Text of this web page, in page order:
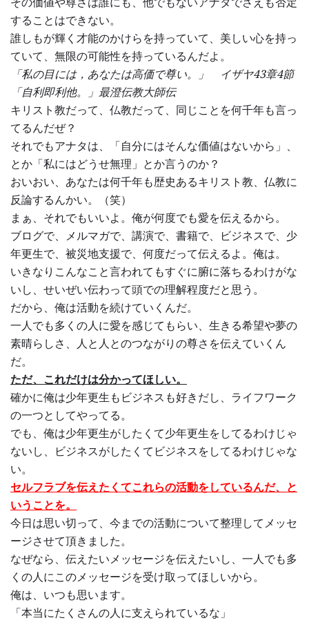
することはできない。
誰しもが輝く才能のかけらを持っていて、美しい心を持っ
ていて、無限の可能性を持っているんだよ。
「私の目には，あなたは高価で尊い。」 イザヤ43章4節
「自利即利他。」最澄伝教大師伝
キリスト教だって、仏教だって、同じことを何千年も言っ
てるんだぜ？
それでもアナタは、「自分にはそんな価値はないから」、
とか「私にはどうせ無理」とか言うのか？
おいおい、あなたは何千年も歴史あるキリスト教、仏教に
反論するんかい。（笑）
まぁ、それでもいいよ。俺が何度でも愛を伝えるから。
ブログで、メルマガで、講演で、書籍で、ビジネスで、少
年更生で、被災地支援で、何度だって伝えるよ。俺は。
いきなりこんなこと言われてもすぐに腑に落ちるわけがな
いし、せいぜい伝わって頭での理解程度だと思う。
だから、俺は活動を続けていくんだ。
一人でも多くの人に愛を感じてもらい、生きる希望や夢の
素晴らしさ、人と人とのつながりの尊さを伝えていくん
だ。
ただ、これだけは分かってほしい。
確かに俺は少年更生もビジネスも好きだし、ライフワーク
の一つとしてやってる。
でも、俺は少年更生がしたくて少年更生をしてるわけじゃ
ないし、ビジネスがしたくてビジネスをしてるわけじゃな
い。
セルフラブを伝えたくてこれらの活動をしているんだ、と
いうことを。
今日は思い切って、今までの活動について整理してメッセ
ージさせて頂きました。
なぜなら、伝えたいメッセージを伝えたいし、一人でも多
くの人にこのメッセージを受け取ってほしいから。
俺は、いつも思います。
「本当にたくさんの人に支えられているな」